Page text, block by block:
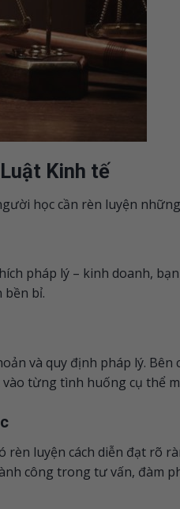
Kinh tế
học cần rèn luyện
pháp lý – kinh doanh,
bền bỉ.
và quy định pháp lý. Bên
từng tình huống cụ thể
luyện cách diễn đạt rõ
công trong tư vấn, đàm